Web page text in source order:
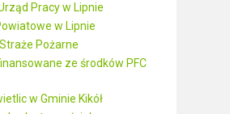
Pracy w Lipnie
w Lipnie
Pożarne
ze środków PFC
w Gminie Kikół